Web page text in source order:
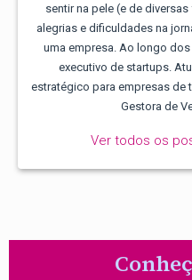
sentir na pele (e de
alegrias e dificuldades na
uma empresa. Ao longo
executivo de startups.
estratégico para empresas de
Gestora de
Ver todos os